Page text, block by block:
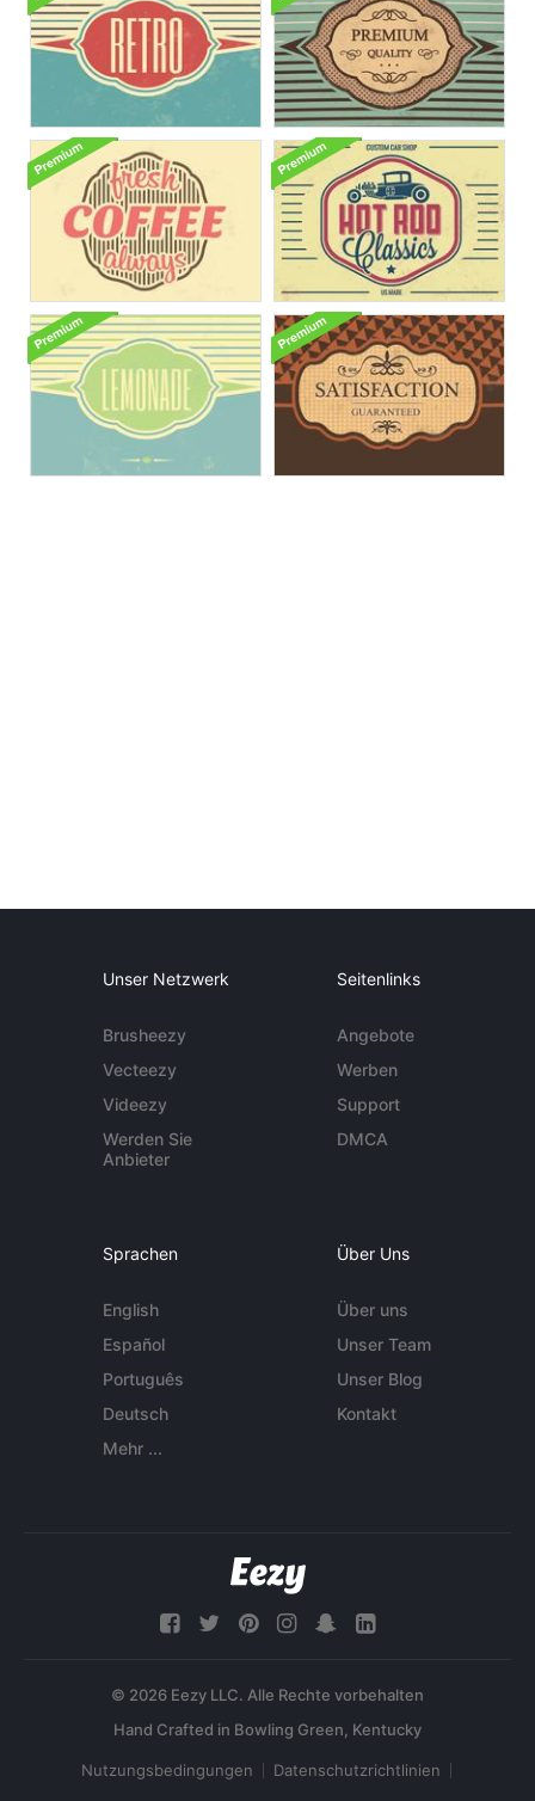
Unser Netzwerk
Brusheezy
Vecteezy
Videezy
Werden Sie
Anbieter
Seitenlinks
Angebote
Werben
Support
DMCA
Sprachen
English
Español
Português
Deutsch
Mehr ...
Über Uns
Über uns
Unser Team
Unser Blog
Kontakt
© 2026 Eezy LLC. Alle Rechte vorbehalten
Nutzungsbedingungen Datenschutzrichtlinien